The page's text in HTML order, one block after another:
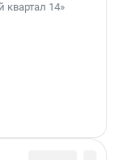
квартал 14»